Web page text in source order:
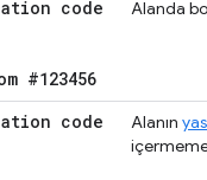
code
#123456
Alanda
code
Alanın